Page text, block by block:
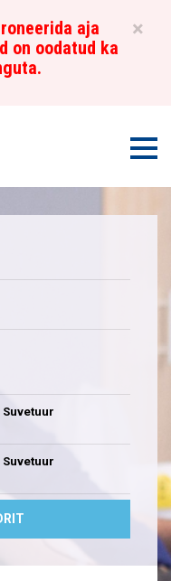
×
aja
on oodatud ka